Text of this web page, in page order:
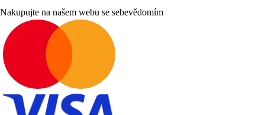
Nakupujte na našem webu se sebevědomím